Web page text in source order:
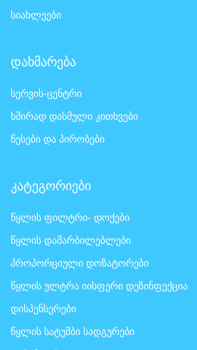
სიახლეები
დახმარება
სერვის-ცენტრი
ხშირად დასმული კითხვები
წესები და პირობები
კატეგორიები
წყლის ფილტრი- დოქები
წყლის დამარბილებლები
პროპორციული დოზატორები
წყლის ულტრა იისფერი დეზინფექცია
დისპენსერები
წყლის სატუმბი სადგურები